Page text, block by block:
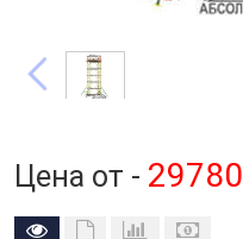
Цена от - 29780